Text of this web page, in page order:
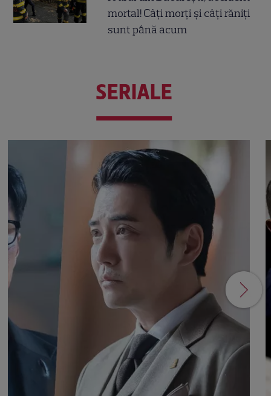
mortal! Câți morți și câți răniți
sunt până acum
SERIALE